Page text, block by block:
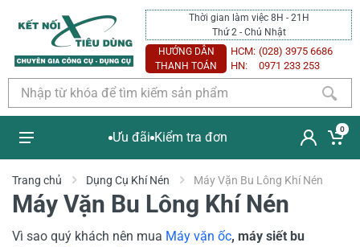
Thời gian làm việc 8H - 21H
Thứ 2 - Chủ Nhật
HƯỚNG DẪN
THANH TOÁN
HCM: (028) 3975 6686
HN:
0971 233 253
Ưu đãi Kiểm tra đơn
0
Trang chủ Dụng Cụ Khí Nén Máy Vặn Bu Lông Khí Nén
Máy Vặn Bu Lông Khí Nén
Vì sao quý khách nên mua Máy vặn ốc, máy siết bu